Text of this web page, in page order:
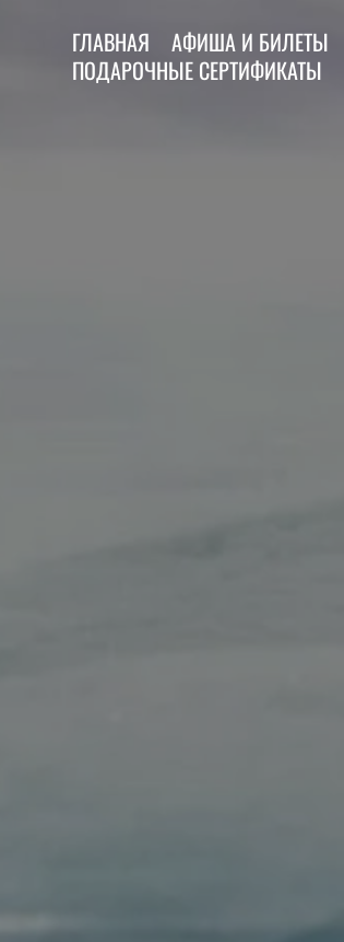
ГЛАВНАЯ АФИША И БИЛЕТЫ
ПОДАРОЧНЫЕ СЕРТИФИКАТЫ